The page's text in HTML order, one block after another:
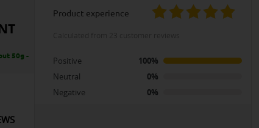
50g -
product experience
Positive
100%
Neutral
0%
Negative
0%